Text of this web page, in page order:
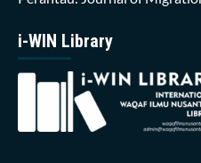
i-WIN Library